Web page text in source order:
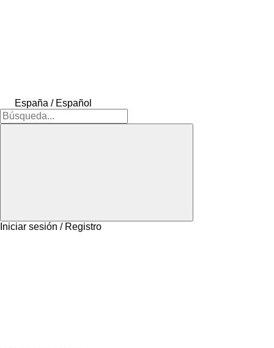
España / Español
Iniciar sesión / Registro